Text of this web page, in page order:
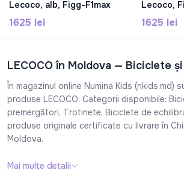
Lecoco, alb, Figg-F1max
1625 lei
Lecoco,
1625 lei
LECOCO în Moldova — Biciclete
În magazinul online Numina Kids (nkids.md)
produse LECOCO. Categorii disponibile:
premergători, Trotinete, Biciclete de
produse originale certificate cu livrare în
Moldova.
Mai multe detalii